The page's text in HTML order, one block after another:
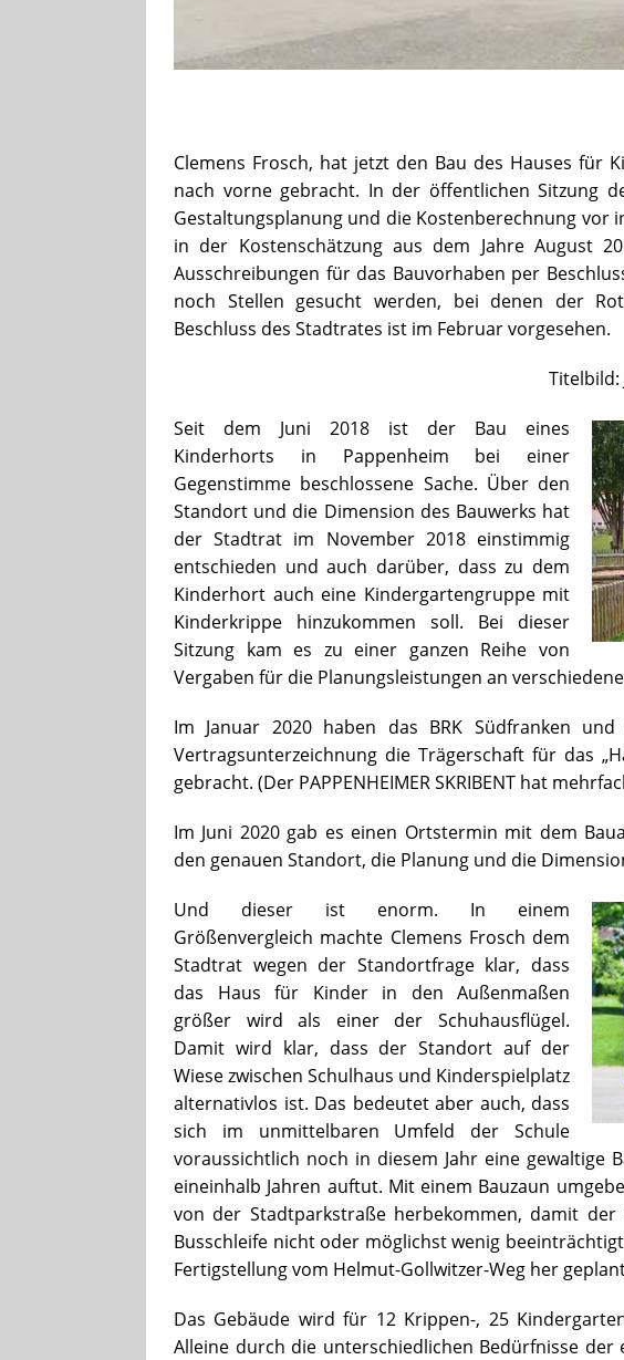
Clemens Frosch, hat jetzt den Bau des Hauses für
nach vorne gebracht. In der öffentlichen Sitzung
Gestaltungsplanung und die Kostenberechnung vor
in der Kostenschätzung aus dem Jahre August
Ausschreibungen für das Bauvorhaben per
noch Stellen gesucht werden, bei denen der
Beschluss des Stadtrates ist im Februar vorgesehen.
Titelbild:
Seit dem Juni 2018 ist der Bau eines
Kinderhorts in Pappenheim bei einer
Gegenstimme beschlossene Sache. Über den
Standort und die Dimension des Bauwerks hat
der Stadtrat im November 2018 einstimmig
entschieden und auch darüber, dass zu dem
Kinderhort auch eine Kindergartengruppe mit
Kinderkrippe hinzukommen soll. Bei dieser
Sitzung kam es zu einer ganzen Reihe von
Vergaben für die Planungsleistungen an
Im Januar 2020 haben das BRK Südfranken
Vertragsunterzeichnung die Trägerschaft für das
gebracht. (Der PAPPENHEIMER SKRIBENT hat
Im Juni 2020 gab es einen Ortstermin mit dem
den genauen Standort, die Planung und die
Und dieser ist enorm. In einem
Größenvergleich machte Clemens Frosch dem
Stadtrat wegen der Standortfrage klar, dass
das Haus für Kinder in den Außenmaßen
größer wird als einer der Schuhausflügel.
Damit wird klar, dass der Standort auf der
Wiese zwischen Schulhaus und Kinderspielplatz
alternativlos ist. Das bedeutet aber auch, dass
sich im unmittelbaren Umfeld der Schule
voraussichtlich noch in diesem Jahr eine gewaltige
eineinhalb Jahren auftut. Mit einem Bauzaun
von der Stadtparkstraße herbekommen, damit
Busschleife nicht oder möglichst wenig
Fertigstellung vom Helmut-Gollwitzer-Weg her
Das Gebäude wird für 12 Krippen-, 25
Alleine durch die unterschiedlichen Bedürfnisse der